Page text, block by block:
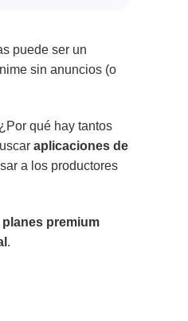
puede ser un
sin anuncios (o
qué hay tantos
aplicaciones de
a los productores
planes premium
.